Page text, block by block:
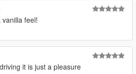
feel!
it is just a pleasure